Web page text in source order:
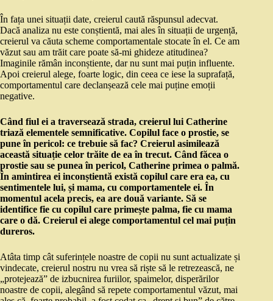
În fața unei situații date, creierul caută răspunsul adecvat.
Dacă analiza nu este conștientă, mai ales în situații de urgență,
creierul va căuta scheme comportamentale stocate în el. Ce am
văzut sau am trăit care poate să-mi ghideze atitudinea?
Imaginile rămân inconștiente, dar nu sunt mai puțin influente.
Apoi creierul alege, foarte logic, din ceea ce iese la suprafață,
comportamentul care declanșează cele mai puține emoții
negative.
Când fiul ei a traversează strada, creierul lui Catherine
triază elementele semnificative. Copilul face o prostie, se
pune în pericol: ce trebuie să fac? Creierul asimilează
această situație celor trăite de ea în trecut. Când făcea o
prostie sau se punea în pericol, Catherine primea o palmă.
În amintirea ei inconștientă există copilul care era ea, cu
sentimentele lui, și mama, cu comportamentele ei. În
momentul acela precis, ea are două variante. Să se
identifice fie cu copilul care primește palma, fie cu mama
care o dă. Creierul ei alege comportamentul cel mai puțin
dureros.
Atâta timp cât suferințele noastre de copii nu sunt actualizate și
vindecate, creierul nostru nu vrea să riște să le retrezească, ne
„protejează” de izbucnirea furiilor, spaimelor, disperărilor
noastre de copii, alegând să repete comportamentul văzut, mai